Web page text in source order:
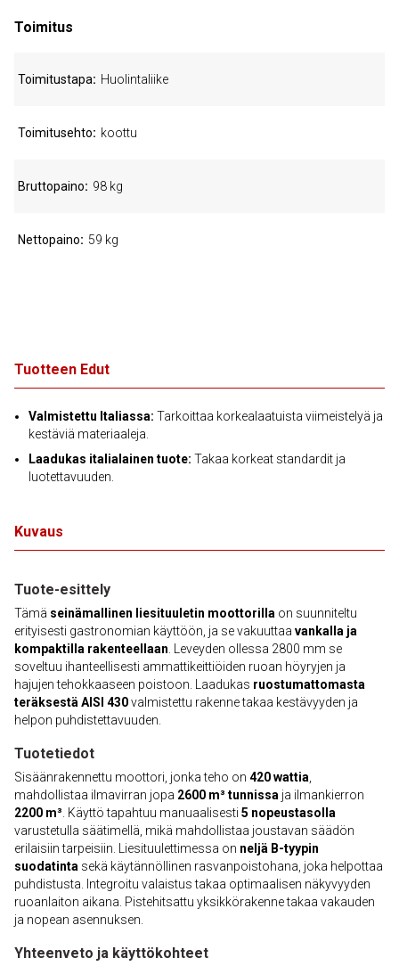
Tuotteen Edut
Valmistettu Italiassa: Tarkoittaa korkealaatuista viimeistelyä ja
kestäviä materiaaleja.
Laadukas italialainen tuote: Takaa korkeat standardit ja
luotettavuuden.
Kuvaus
Tuote-esittely
Tämä seinämallinen liesituuletin moottorilla on suunniteltu
erityisesti gastronomian käyttöön, ja se vakuuttaa vankalla ja
kompaktilla rakenteellaan . Leveyden ollessa 2800 mm se
soveltuu ihanteellisesti ammattikeittiöiden ruoan höyryjen ja
hajujen tehokkaaseen poistoon. Laadukas ruostumattomasta
teräksestä AISI 430valmistettu rakenne takaa kestävyyden ja
helpon puhdistettavuuden.
Tuotetiedot
Sisäänrakennettu moottori, jonka teho on 420 wattia
mahdollistaa ilmavirran jopa 2600 m³ tunnissa ja ilmankierron
2200 m³ . Käyttö tapahtuu manuaalisesti 5 nopeustasolla
varustetulla säätimellä, mikä mahdollistaa joustavan säädön
erilaisiin tarpeisiin. Liesituulettimessa on neljä B-tyypin
suodatinta sekä käytännöllinen rasvanpoistohana, joka helpottaa
puhdistusta. Integroitu valaistus takaa optimaalisen näkyvyyden
ruoanlaiton aikana. Pistehitsattu yksikkörakenne takaa vakauden
ja nopean asennuksen.
Yhteenveto ja käyttökohteet
Toimitus
Toimitustapa Huolintaliike
Toimitusehto koottu
Bruttopaino 98 kg
Nettopaino 59 kg